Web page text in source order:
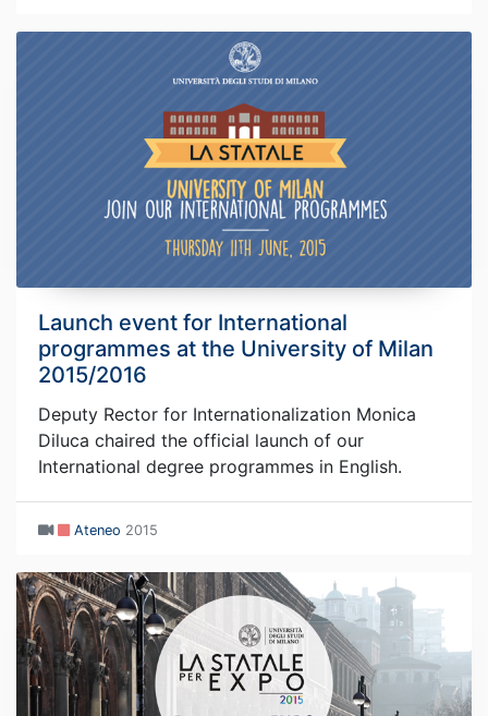
Launch event for International
programmes at the University of Milan
2015/2016
Deputy Rector for Internationalization Monica
Diluca chaired the official launch of our
International degree programmes in English.
Ateneo 2015